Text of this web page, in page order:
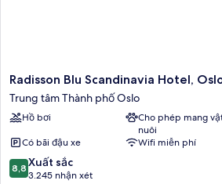
Radisson
Blu
Scandinavia
Hotel,
Trung
tâm
Thành
Radisson Blu Scandinavia Hotel,
Trung tâm Thành phố Oslo
Hồ bơi
Cho phép mang
nuôi
Có bãi đậu xe
Wifi miễn phí
8.8
trên
8,8 Xuất sắc
3.245 nhận xét